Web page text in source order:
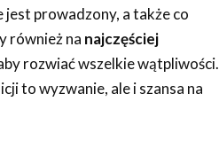
prowadzony, a także co
również na najczęściej
rozwiać wszelkie wątpliwości.
to wyzwanie, ale i szansa na